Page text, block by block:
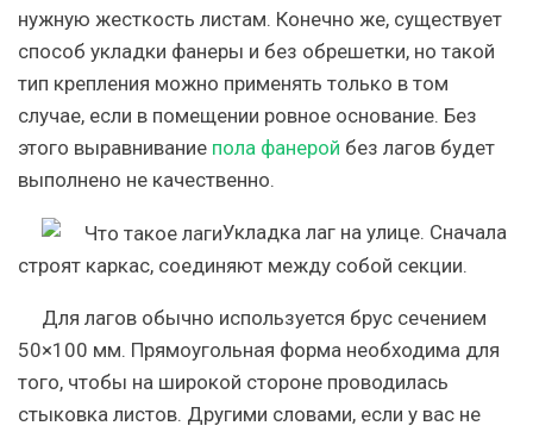
нужную жесткость листам. Конечно же, существует
способ укладки фанеры и без обрешетки, но такой
тип крепления можно применять только в том
случае, если в помещении ровное основание. Без
этого выравнивание пола фанерой без лагов будет
выполнено не качественно.
Укладка лаг на улице. Сначала
строят каркас, соединяют между собой секции.
Для лагов обычно используется брус сечением
50×100 мм. Прямоугольная форма необходима для
того, чтобы на широкой стороне проводилась
стыковка листов. Другими словами, если у вас не